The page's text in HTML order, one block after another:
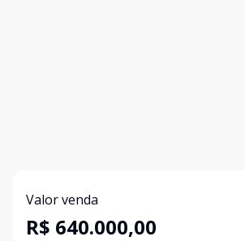
Valor venda
R$ 640.000,00